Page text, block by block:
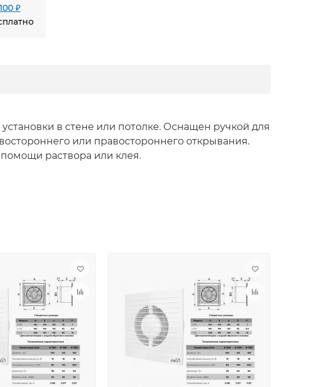
₽
в стене или потолке. Оснащен ручкой для
или правостороннего открывания.
раствора или клея.